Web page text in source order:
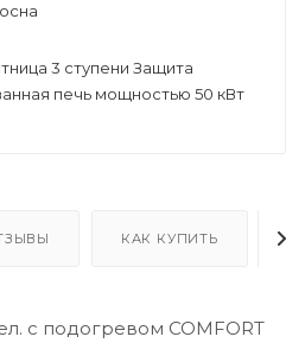
3 ступени Защита
печь мощностью 50 кВт
КАК КУПИТЬ
с подогревом COMFORT